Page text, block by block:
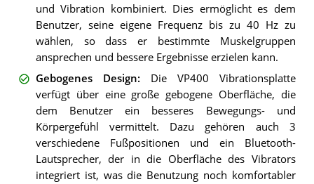
und Vibration kombiniert. Dies ermöglicht es dem
Benutzer, seine eigene Frequenz bis zu 40 Hz zu
wählen, so dass er bestimmte Muskelgruppen
ansprechen und bessere Ergebnisse erzielen kann.
Gebogenes Design: Die VP400 Vibrationsplatte
verfügt über eine große gebogene Oberfläche, die
dem Benutzer ein besseres Bewegungs- und
Körpergefühl vermittelt. Dazu gehören auch 3
verschiedene Fußpositionen und ein Bluetooth-
Lautsprecher, der in die Oberfläche des Vibrators
integriert ist, was die Benutzung noch komfortabler